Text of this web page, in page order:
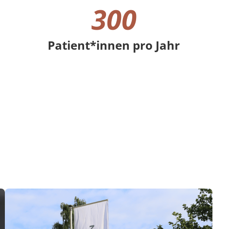
300
Patient*innen pro Jahr